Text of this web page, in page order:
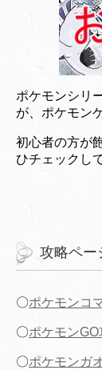
ポケモンシリ
が、ポケモン
初心者の方が
ひチェックし
攻略ペー
〇ポケモンコ
〇ポケモンGO
〇ポケモンガ